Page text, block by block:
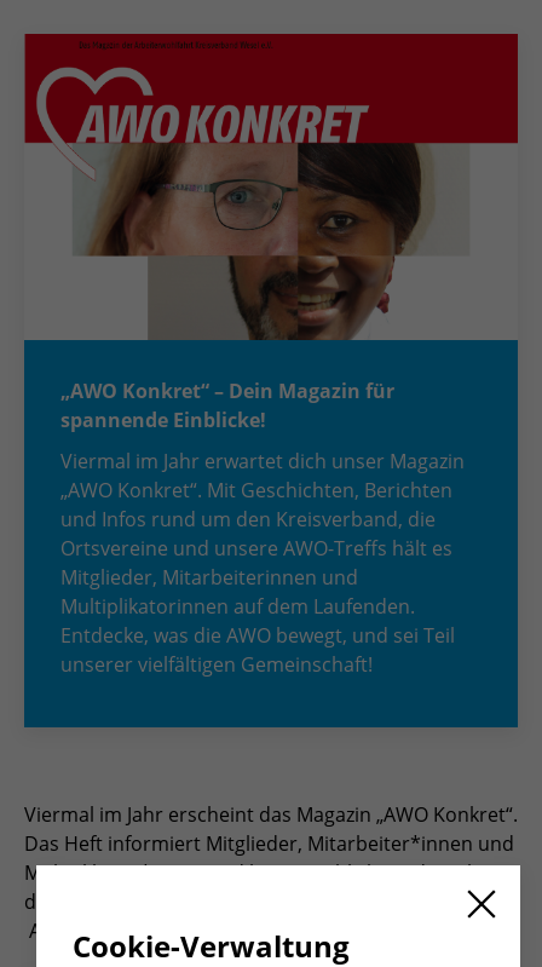
„AWO Konkret“ – Dein Magazin für
spannende Einblicke!
Viermal im Jahr erwartet dich unser Magazin
„AWO Konkret“. Mit Geschichten, Berichten
und Infos rund um den Kreisverband, die
Ortsvereine und unsere AWO-Treffs hält es
Mitglieder, Mitarbeiterinnen und
Multiplikatorinnen auf dem Laufenden.
Entdecke, was die AWO bewegt, und sei Teil
unserer vielfältigen Gemeinschaft!
Viermal im Jahr erscheint das Magazin „AWO Konkret“.
Das Heft informiert Mitglieder, Mitarbeiter*innen und
Multiplikator*innen und bietet Einblicke in die Arbeit
des Kreisverbandes und seiner Ortsvereine und
AWO-Treffs.
Cookie-Verwaltung